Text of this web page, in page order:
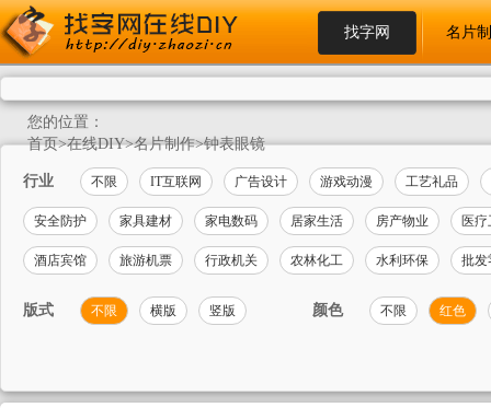
找字网 名片
您的位置：
首页>在线DIY>名片制作>钟表眼镜
行业 不限 IT互联网 广告设计 游戏动漫 工艺礼品
安全防护 家具建材 家电数码 居家生活 房产物业 医
酒店宾馆 旅游机票 行政机关 农林化工 水利环保 批发
版式 不限 横版 竖版 颜色 不限 红色